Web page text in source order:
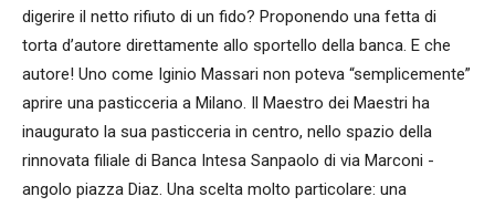
digerire il netto rifiuto di un fido? Proponendo una fetta di
torta d’autore direttamente allo sportello della banca. E che
autore! Uno come Iginio Massari non poteva “semplicemente”
aprire una pasticceria a Milano. Il Maestro dei Maestri ha
inaugurato la sua pasticceria in centro, nello spazio della
rinnovata filiale di Banca Intesa Sanpaolo di via Marconi -
angolo piazza Diaz. Una scelta molto particolare: una